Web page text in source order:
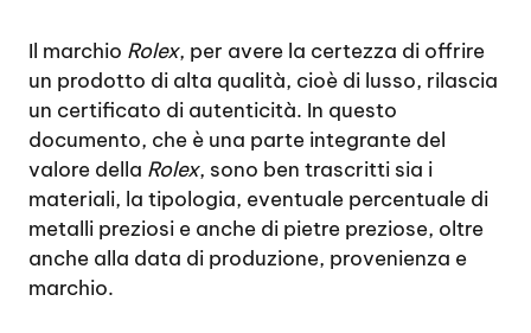
Il marchio Rolex, per avere la certezza di offrire
un prodotto di alta qualità, cioè di lusso, rilascia
un certificato di autenticità. In questo
documento, che è una parte integrante del
valore della Rolex, sono ben trascritti sia i
materiali, la tipologia, eventuale percentuale di
metalli preziosi e anche di pietre preziose, oltre
anche alla data di produzione, provenienza e
marchio.